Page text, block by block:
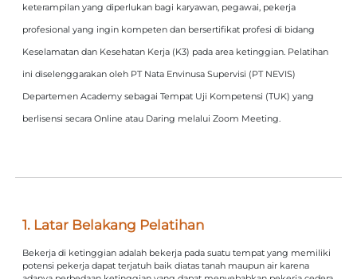
keterampilan yang diperlukan bagi karyawan, pegawai, pekerja
profesional yang ingin kompeten dan bersertifikat profesi di bidang
Keselamatan dan Kesehatan Kerja (K3) pada area ketinggian. Pelatihan
ini diselenggarakan oleh PT Nata Envinusa Supervisi (PT NEVIS)
Departemen Academy sebagai Tempat Uji Kompetensi (TUK) yang
berlisensi secara Online atau Daring melalui Zoom Meeting.
1. Latar Belakang Pelatihan
Bekerja di ketinggian adalah bekerja pada suatu tempat yang memiliki
potensi pekerja dapat terjatuh baik diatas tanah maupun air karena